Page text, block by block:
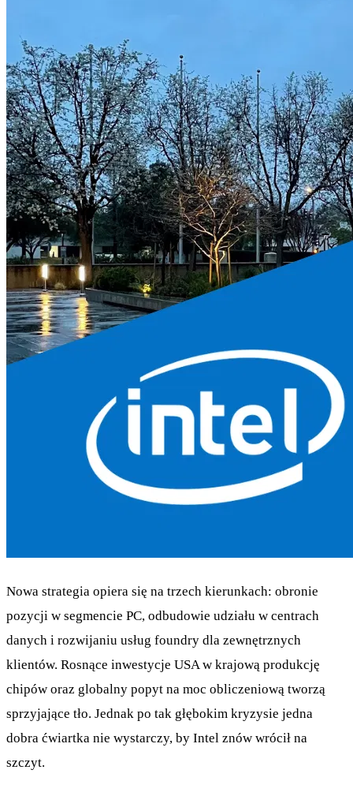
Nowa strategia opiera się na trzech kierunkach: obronie
pozycji w segmencie PC, odbudowie udziału w centrach
danych i rozwijaniu usług foundry dla zewnętrznych
klientów. Rosnące inwestycje USA w krajową produkcję
chipów oraz globalny popyt na moc obliczeniową tworzą
sprzyjające tło. Jednak po tak głębokim kryzysie jedna
dobra ćwiartka nie wystarczy, by Intel znów wrócił na
szczyt.